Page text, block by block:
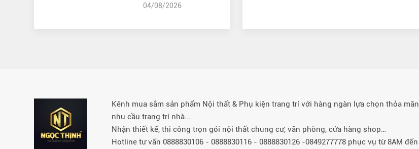
04/08/2026
Kênh mua sắm sản phẩm Nội thất & Phụ kiện trang trí với hàng ngàn lựa chọn thỏa mãn
nhu cầu trang trí nhà...
Nhận thiết kế, thi công trọn gói nội thất chung cư, văn phòng, cửa hàng shop…
Hotline tư vấn 0888830106 - 0888830116 - 0888830126 -0849277778 phục vụ từ 8AM đến